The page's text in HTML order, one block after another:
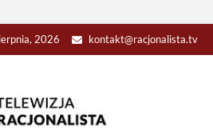
2026 kontakt@racjonalista.tv